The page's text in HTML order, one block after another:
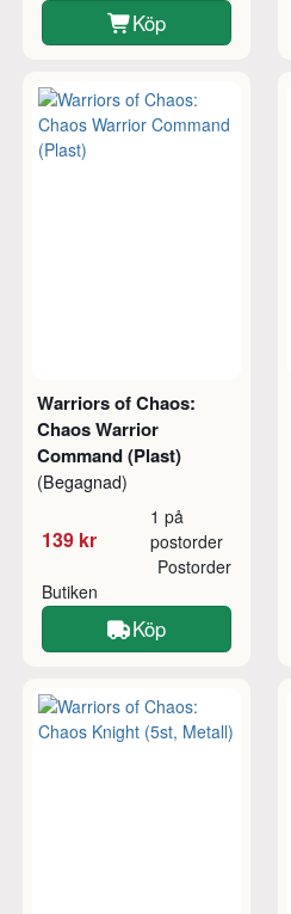
Köp
Warriors of Chaos:
Chaos Warrior
Command (Plast)
(Begagnad)
139 kr
1 på
postorder
Butiken
Postorder
Köp